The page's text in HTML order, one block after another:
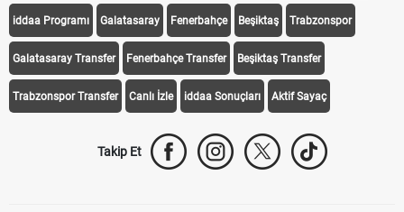
iddaa Programı Galatasaray Fenerbahçe Beşiktaş Trabzonspor
Galatasaray Transfer Fenerbahçe Transfer Beşiktaş Transfer
Trabzonspor Transfer Canlı İzle iddaa Sonuçları Aktif Sayaç
Takip Et